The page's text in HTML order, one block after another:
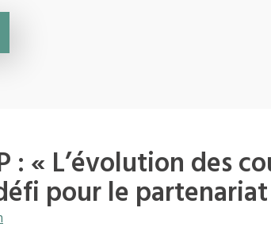
: « L’évolution des
pour le